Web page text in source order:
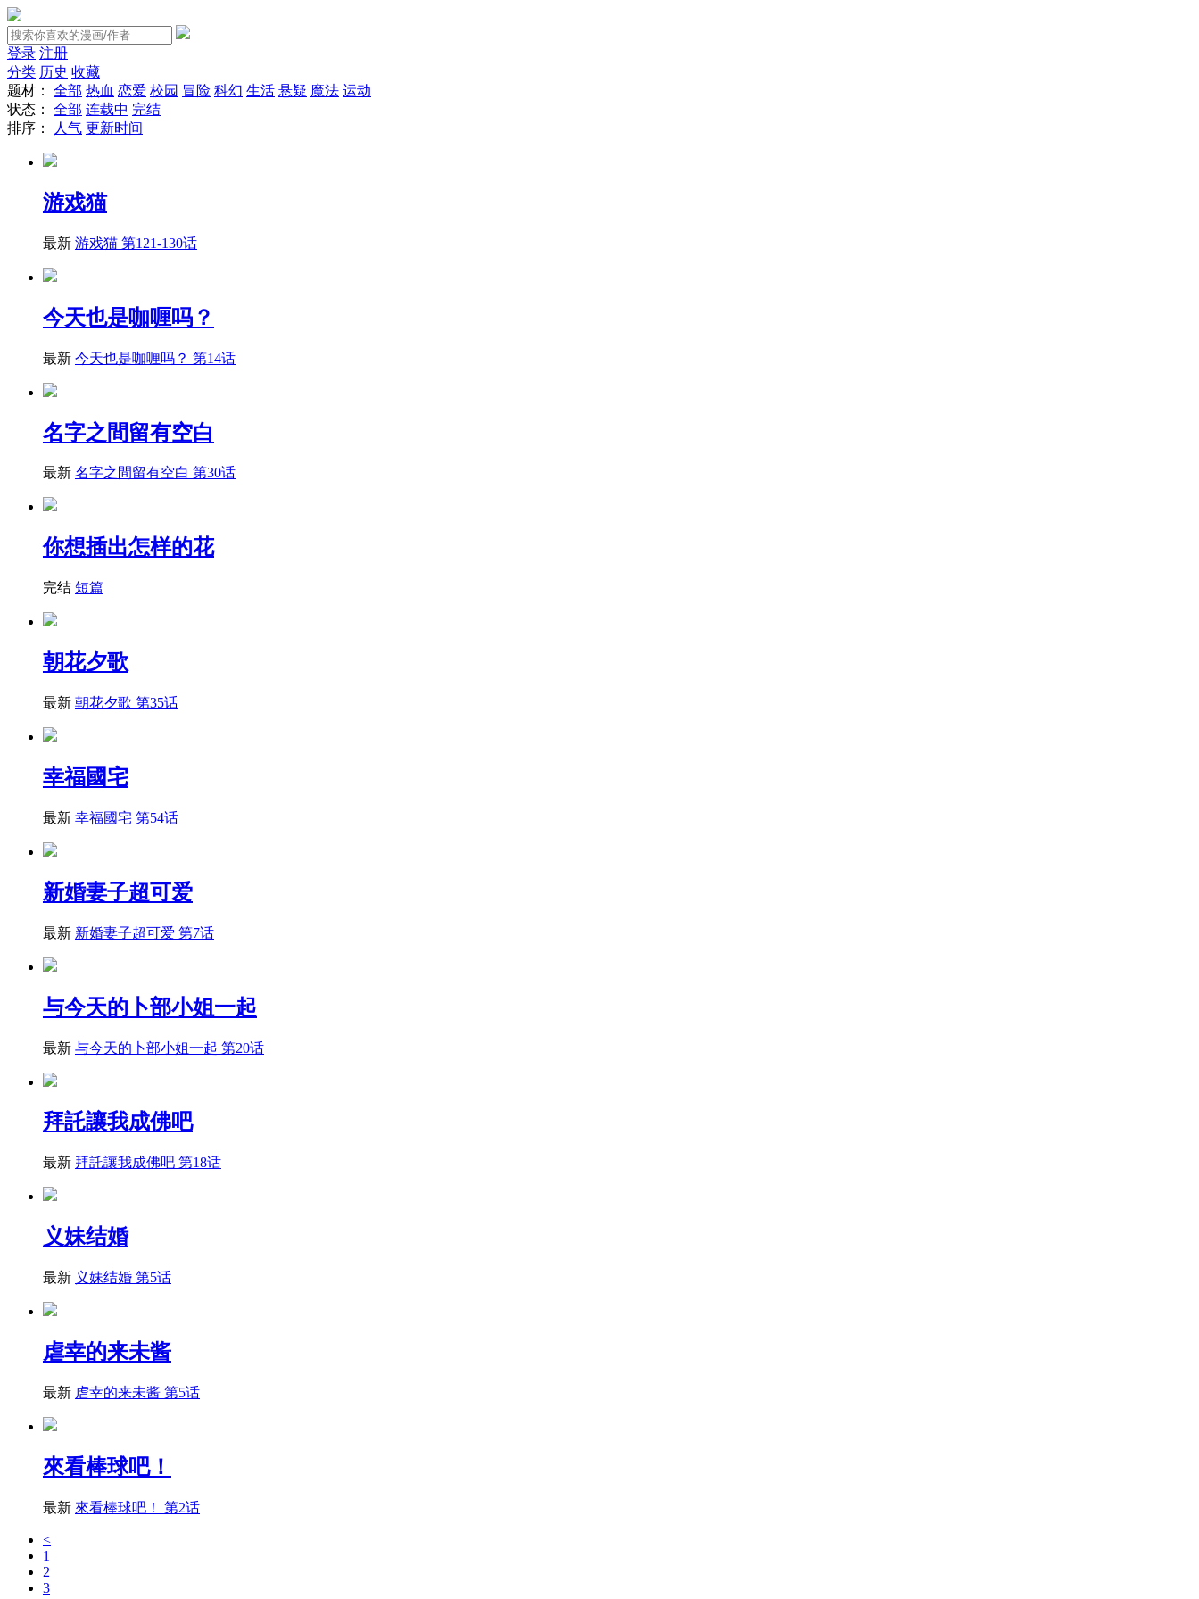
登录 注册
分类 历史 收藏
题材：
全部 热血 恋爱 校园 冒险 科幻 生活 悬疑 魔法 运动
状态：
全部 连载中 完结
排序：
人气 更新时间
游戏猫
最新 游戏猫 第121-130话
今天也是咖喱吗？
最新 今天也是咖喱吗？ 第14话
名字之間留有空白
最新 名字之間留有空白 第30话
你想插出怎样的花
完结 短篇
朝花夕歌
最新 朝花夕歌 第35话
幸福國宅
最新 幸福國宅 第54话
新婚妻子超可爱
最新 新婚妻子超可爱 第7话
与今天的卜部小姐一起
最新 与今天的卜部小姐一起 第20话
拜託讓我成佛吧
最新 拜託讓我成佛吧 第18话
义妹结婚
最新 义妹结婚 第5话
虐幸的来未酱
最新 虐幸的来未酱 第5话
來看棒球吧！
最新 來看棒球吧！ 第2话
<
1
2
3